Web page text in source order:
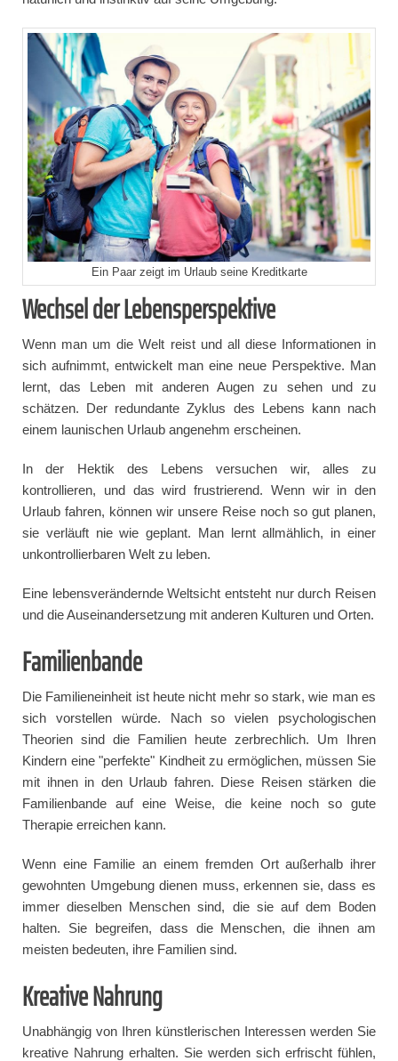
Ein Paar zeigt im Urlaub seine Kreditkarte
Wechsel der Lebensperspektive
Wenn man um die Welt reist und all diese Informationen in
sich aufnimmt, entwickelt man eine neue Perspektive. Man
lernt, das Leben mit anderen Augen zu sehen und zu
schätzen. Der redundante Zyklus des Lebens kann nach
einem launischen Urlaub angenehm erscheinen.
In der Hektik des Lebens versuchen wir, alles zu
kontrollieren, und das wird frustrierend. Wenn wir in den
Urlaub fahren, können wir unsere Reise noch so gut planen,
sie verläuft nie wie geplant. Man lernt allmählich, in einer
unkontrollierbaren Welt zu leben.
Eine lebensverändernde Weltsicht entsteht nur durch Reisen
und die Auseinandersetzung mit anderen Kulturen und Orten.
Familienbande
Die Familieneinheit ist heute nicht mehr so stark, wie man es
sich vorstellen würde. Nach so vielen psychologischen
Theorien sind die Familien heute zerbrechlich. Um Ihren
Kindern eine "perfekte" Kindheit zu ermöglichen, müssen Sie
mit ihnen in den Urlaub fahren. Diese Reisen stärken die
Familienbande auf eine Weise, die keine noch so gute
Therapie erreichen kann.
Wenn eine Familie an einem fremden Ort außerhalb ihrer
gewohnten Umgebung dienen muss, erkennen sie, dass es
immer dieselben Menschen sind, die sie auf dem Boden
halten. Sie begreifen, dass die Menschen, die ihnen am
meisten bedeuten, ihre Familien sind.
Kreative Nahrung
Unabhängig von Ihren künstlerischen Interessen werden Sie
kreative Nahrung erhalten. Sie werden sich erfrischt fühlen,